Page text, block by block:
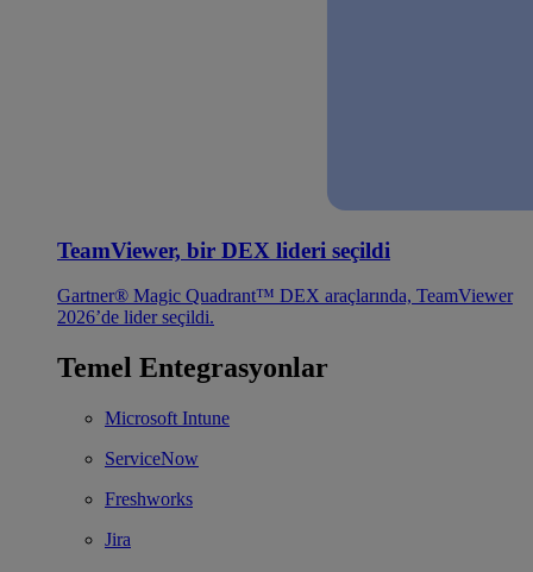
TeamViewer, bir DEX lideri seçildi
Gartner® Magic Quadrant™ DEX araçlarında, TeamViewer
2026’de lider seçildi.
Temel Entegrasyonlar
Microsoft Intune
ServiceNow
Freshworks
Jira